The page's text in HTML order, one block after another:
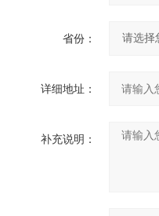
省份：
详细地址：
补充说明：